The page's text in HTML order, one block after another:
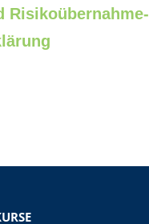
Risikoübernahme-